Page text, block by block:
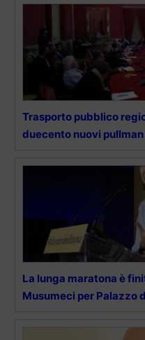
Trasporto pubblico
duecento nuovi pullman
La lunga maratona è
Musumeci per Palazzo